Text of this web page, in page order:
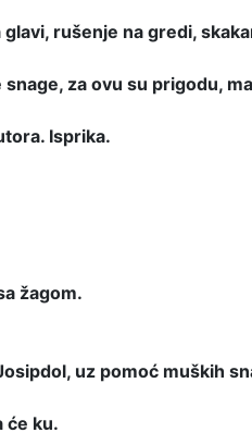
rušenje na gredi,
za ovu su prigodu,
Isprika.
žagom.
uz pomoć muških
će ku.